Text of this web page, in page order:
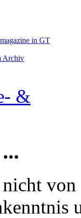
in GT
Archiv